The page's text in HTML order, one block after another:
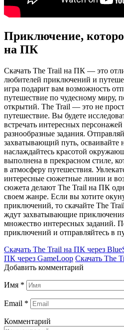
Приключение,
на ПК
Скачать The Trail на ПК — это
любителей приключений и
игра подарит вам возможность
путешествие по чудесному миру,
открытий. The Trail — это не
путешествие. Вы будете
встречать интересных
разнообразные задания.
захватывающий путь, осваивайте
наслаждайтесь красотой
выполнена в прекрасном стиле,
в атмосферу путешествия.
интересные сюжетные линии и
сюжета делают The Trail на ПК
своем жанре. Если вы хотите
приключений, то скачайте The
ждут захватывающие
множество интересных заданий.
приключений и отправляйтесь в
Скачать The Trail на ПК через
ПК через GameLoop Скачать The
Добавить комментарий
Имя *
Email *
Комментарий